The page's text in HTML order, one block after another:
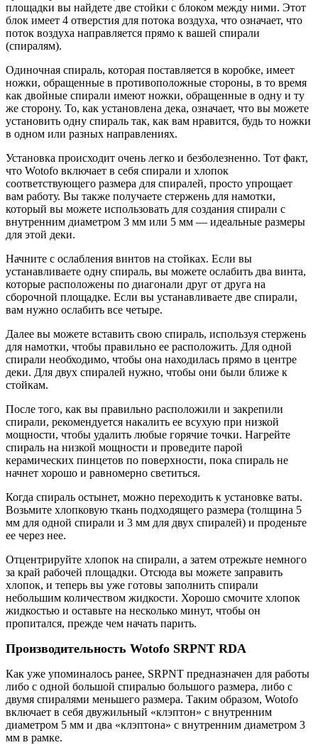
площадки вы найдете две стойки с блоком между ними. Этот
блок имеет 4 отверстия для потока воздуха, что означает, что
поток воздуха направляется прямо к вашей спирали
(спиралям).
Одиночная спираль, которая поставляется в коробке, имеет
ножки, обращенные в противоположные стороны, в то время
как двойные спирали имеют ножки, обращенные в одну и ту
же сторону. То, как установлена дека, означает, что вы можете
установить одну спираль так, как вам нравится, будь то ножки
в одном или разных направлениях.
Установка происходит очень легко и безболезненно. Тот факт,
что Wotofo включает в себя спирали и хлопок
соответствующего размера для спиралей, просто упрощает
вам работу. Вы также получаете стержень для намотки,
который вы можете использовать для создания спирали с
внутренним диаметром 3 мм или 5 мм — идеальные размеры
для этой деки.
Начните с ослабления винтов на стойках. Если вы
устанавливаете одну спираль, вы можете ослабить два винта,
которые расположены по диагонали друг от друга на
сборочной площадке. Если вы устанавливаете две спирали,
вам нужно ослабить все четыре.
Далее вы можете вставить свою спираль, используя стержень
для намотки, чтобы правильно ее расположить. Для одной
спирали необходимо, чтобы она находилась прямо в центре
деки. Для двух спиралей нужно, чтобы они были ближе к
стойкам.
После того, как вы правильно расположили и закрепили
спирали, рекомендуется накалить ее всухую при низкой
мощности, чтобы удалить любые горячие точки. Нагрейте
спираль на низкой мощности и проведите парой
керамических пинцетов по поверхности, пока спираль не
начнет хорошо и равномерно светиться.
Когда спираль остынет, можно переходить к установке ваты.
Возьмите хлопковую ткань подходящего размера (толщина 5
мм для одной спирали и 3 мм для двух спиралей) и проденьте
ее через нее.
Отцентрируйте хлопок на спирали, а затем отрежьте немного
за край рабочей площадки. Отсюда вы можете заправить
хлопок, и теперь вы уже готовы заполнить спирали
небольшим количеством жидкости. Хорошо смочите хлопок
жидкостью и оставьте на несколько минут, чтобы он
пропитался, прежде чем начать парить.
Производительность Wotofo SRPNT RDA
Как уже упоминалось ранее, SRPNT предназначен для работы
либо с одной большой спиралью большого размера, либо с
двумя спиралями меньшего размера. Таким образом, Wotofo
включает в себя двужильный «клэптон» с внутренним
диаметром 5 мм и два «клэптона» с внутренним диаметром 3
мм в рамке.